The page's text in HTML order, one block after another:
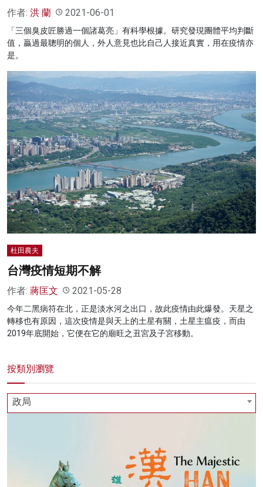
作者: 洪 蘭 2021-06-01
「三個臭皮匠勝過一個諸葛亮」有科學根據。研究發現團體平均判斷
值，贏過最聰明的個人，外人意見也比自己人接近真實，用在疫情亦
是。
杜田農夫
台灣疫情短期不解
作者: 蔣匡文 2021-05-28
今年二黑病符在北，正是淡水河之出口，故此疫情由此爆發。天星之
轉移也有原因，這次疫情是與天上的土星有關，土星主瘟疫，而由
2019年底開始，它便在它的廟旺之丑宮及子宮移動。
按類別瀏覽
政局